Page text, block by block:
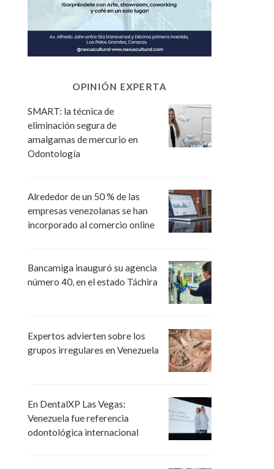
OPINIÓN EXPERTA
SMART: la técnica de
eliminación segura de
amalgamas de mercurio en
Odontología
Alrededor de un 50 % de las
empresas venezolanas se han
incorporado al comercio online
Bancamiga inauguró su agencia
número 40, en el estado Táchira
Expertos advierten sobre los
grupos irregulares en Venezuela
En DentalXP Las Vegas:
Venezuela fue referencia
odontológica internacional